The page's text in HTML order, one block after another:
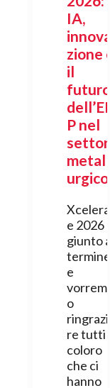
IA,
innova
zione e
il
futuro
dell’ER
P nel
settore
metall
urgico
Xcelerat
e 2026 è
giunto al
termine
e
vorremm
o
ringrazia
re tutti
coloro
che ci
hanno